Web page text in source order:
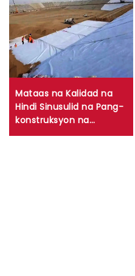
Mataas na Kalidad na
Hindi Sinusulid na Pang-
konstruksyon na
Imperyable na Tekstil na